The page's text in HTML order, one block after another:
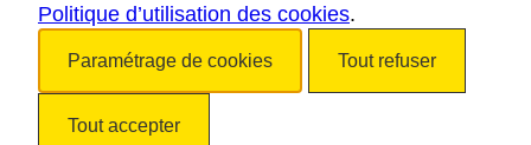
ACCESSIBILITÉ
Politique d’utilisation des cookies.
Paramétrage de cookies Tout refuser
Tout accepter